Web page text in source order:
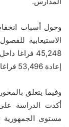
وحول أسباب
45,248
إعادة 53,496 فراغا داخل المدارس إلى الخدمة كفصول دراسية.
وفيما يتعلق
أكدت الدراسة